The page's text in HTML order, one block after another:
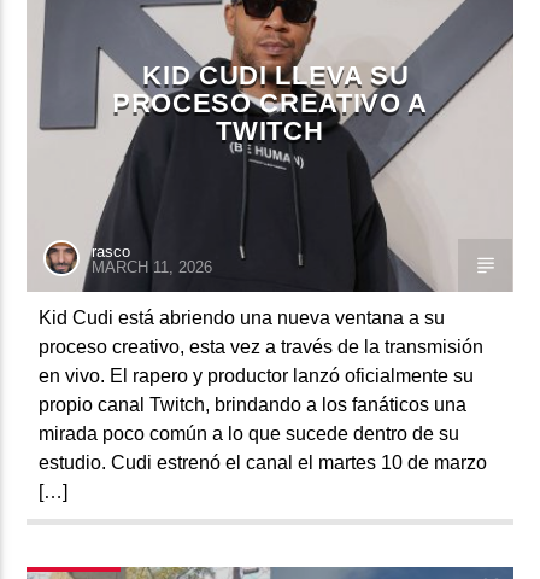
CURRENT SHOW
BACHATA PARA EL CAMINO
5:00 PM 7:00 PM
Beone Radio
KID CUDI LLEVA SU
PROCESO CREATIVO A
TWITCH
rasco
MARCH 11, 2026
Kid Cudi está abriendo una nueva ventana a su
proceso creativo, esta vez a través de la transmisión
en vivo. El rapero y productor lanzó oficialmente su
propio canal Twitch, brindando a los fanáticos una
mirada poco común a lo que sucede dentro de su
estudio. Cudi estrenó el canal el martes 10 de marzo
[…]